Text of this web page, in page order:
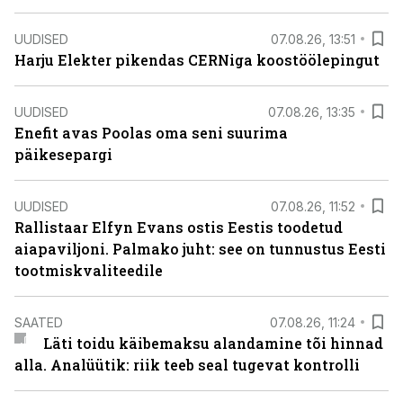
UUDISED 07.08.26, 13:51
Harju Elekter pikendas CERNiga koostöölepingut
UUDISED 07.08.26, 13:35
Enefit avas Poolas oma seni suurima
päikesepargi
UUDISED 07.08.26, 11:52
Rallistaar Elfyn Evans ostis Eestis toodetud
aiapaviljoni. Palmako juht: see on tunnustus Eesti
tootmiskvaliteedile
SAATED 07.08.26, 11:24
Läti toidu käibemaksu alandamine tõi hinnad
alla. Analüütik: riik teeb seal tugevat kontrolli